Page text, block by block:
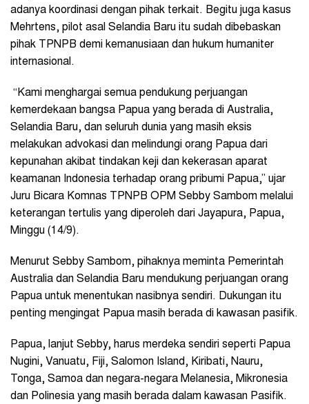
adanya koordinasi dengan pihak terkait. Begitu juga kasus
Mehrtens, pilot asal Selandia Baru itu sudah dibebaskan
pihak TPNPB demi kemanusiaan dan hukum humaniter
internasional.
“Kami menghargai semua pendukung perjuangan
kemerdekaan bangsa Papua yang berada di Australia,
Selandia Baru, dan seluruh dunia yang masih eksis
melakukan advokasi dan melindungi orang Papua dari
kepunahan akibat tindakan keji dan kekerasan aparat
keamanan Indonesia terhadap orang pribumi Papua,” ujar
Juru Bicara Komnas TPNPB OPM Sebby Sambom melalui
keterangan tertulis yang diperoleh dari Jayapura, Papua,
Minggu (14/9).
Menurut Sebby Sambom, pihaknya meminta Pemerintah
Australia dan Selandia Baru mendukung perjuangan orang
Papua untuk menentukan nasibnya sendiri. Dukungan itu
penting mengingat Papua masih berada di kawasan pasifik.
Papua, lanjut Sebby, harus merdeka sendiri seperti Papua
Nugini, Vanuatu, Fiji, Salomon Island, Kiribati, Nauru,
Tonga, Samoa dan negara-negara Melanesia, Mikronesia
dan Polinesia yang masih berada dalam kawasan Pasifik.